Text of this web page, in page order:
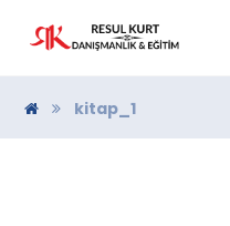
kitap_1